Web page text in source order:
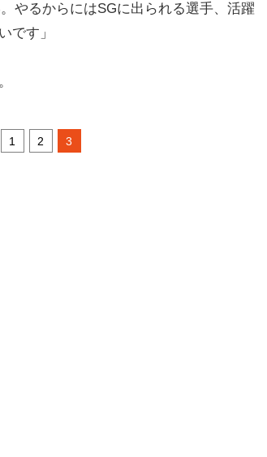
やるからにはSGに出られる選手、活躍
です」
1 2 3